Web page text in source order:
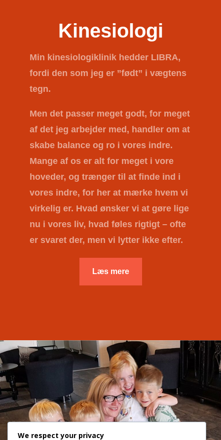
Kinesiologi
Min kinesiologiklinik hedder LIBRA,
fordi den som jeg er ”født” i vægtens
tegn.
Men det passer meget godt, for meget
af det jeg arbejder med, handler om at
skabe balance og ro i vores indre.
Mange af os er alt for meget i vore
hoveder, og trænger til at finde ind i
vores indre, for her at mærke hvem vi
virkelig er. Hvad ønsker vi at gøre lige
nu i vores liv, hvad føles rigtigt – ofte
er svaret der, men vi lytter ikke efter.
Læs mere
We respect your privacy